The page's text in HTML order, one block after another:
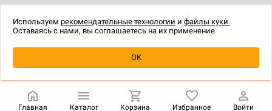
Купить| 1 190 ₽
технологии.
Главная Каталог Корзина Избранное Войти
Используем рекомендательные технологии и файлы куки.
Оставаясь с нами, вы соглашаетесь на их применение
OK